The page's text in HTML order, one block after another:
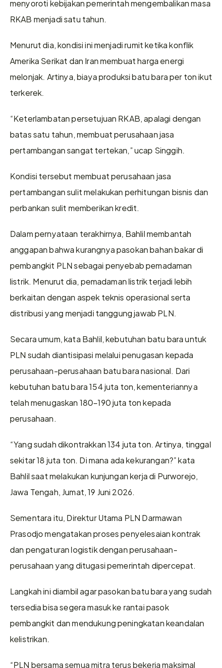
menyoroti kebijakan pemerintah mengembalikan masa
RKAB menjadi satu tahun.
Menurut dia, kondisi ini menjadi rumit ketika konflik
Amerika Serikat dan Iran membuat harga energi
melonjak. Artinya, biaya produksi batu bara per ton ikut
terkerek.
“Keterlambatan persetujuan RKAB, apalagi dengan
batas satu tahun, membuat perusahaan jasa
pertambangan sangat tertekan,” ucap Singgih.
Kondisi tersebut membuat perusahaan jasa
pertambangan sulit melakukan perhitungan bisnis dan
perbankan sulit memberikan kredit.
Dalam pernyataan terakhirnya, Bahlil membantah
anggapan bahwa kurangnya pasokan bahan bakar di
pembangkit PLN sebagai penyebab pemadaman
listrik. Menurut dia, pemadaman listrik terjadi lebih
berkaitan dengan aspek teknis operasional serta
distribusi yang menjadi tanggung jawab PLN.
Secara umum, kata Bahlil, kebutuhan batu bara untuk
PLN sudah diantisipasi melalui penugasan kepada
perusahaan-perusahaan batu bara nasional. Dari
kebutuhan batu bara 154 juta ton, kementeriannya
telah menugaskan 180–190 juta ton kepada
perusahaan.
“Yang sudah dikontrakkan 134 juta ton. Artinya, tinggal
sekitar 18 juta ton. Di mana ada kekurangan?” kata
Bahlil saat melakukan kunjungan kerja di Purworejo,
Jawa Tengah, Jumat, 19 Juni 2026.
Sementara itu, Direktur Utama PLN Darmawan
Prasodjo mengatakan proses penyelesaian kontrak
dan pengaturan logistik dengan perusahaan-
perusahaan yang ditugasi pemerintah dipercepat.
Langkah ini diambil agar pasokan batu bara yang sudah
tersedia bisa segera masuk ke rantai pasok
pembangkit dan mendukung peningkatan keandalan
kelistrikan.
“PLN bersama semua mitra terus bekerja maksimal